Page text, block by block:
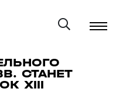
СТАНЕТ
XIII